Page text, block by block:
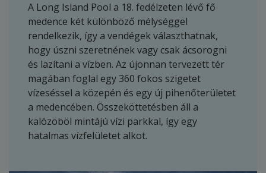
A Long Island Pool a 18. fedélzeten lévő fő
medence két különböző mélységgel
rendelkezik, így a vendégek választhatnak,
hogy úszni szeretnének vagy csak ácsorogni
és lazítani a vízben. Az újonnan tervezett tér
magában foglal egy 360 fokos szigetet
vízeséssel a közepén és egy új pihenőterületet
a medencében. Összeköttetésben áll a
kalózöböl mintájú vízi parkkal, így egy
hatalmas vízfelületet alkot.